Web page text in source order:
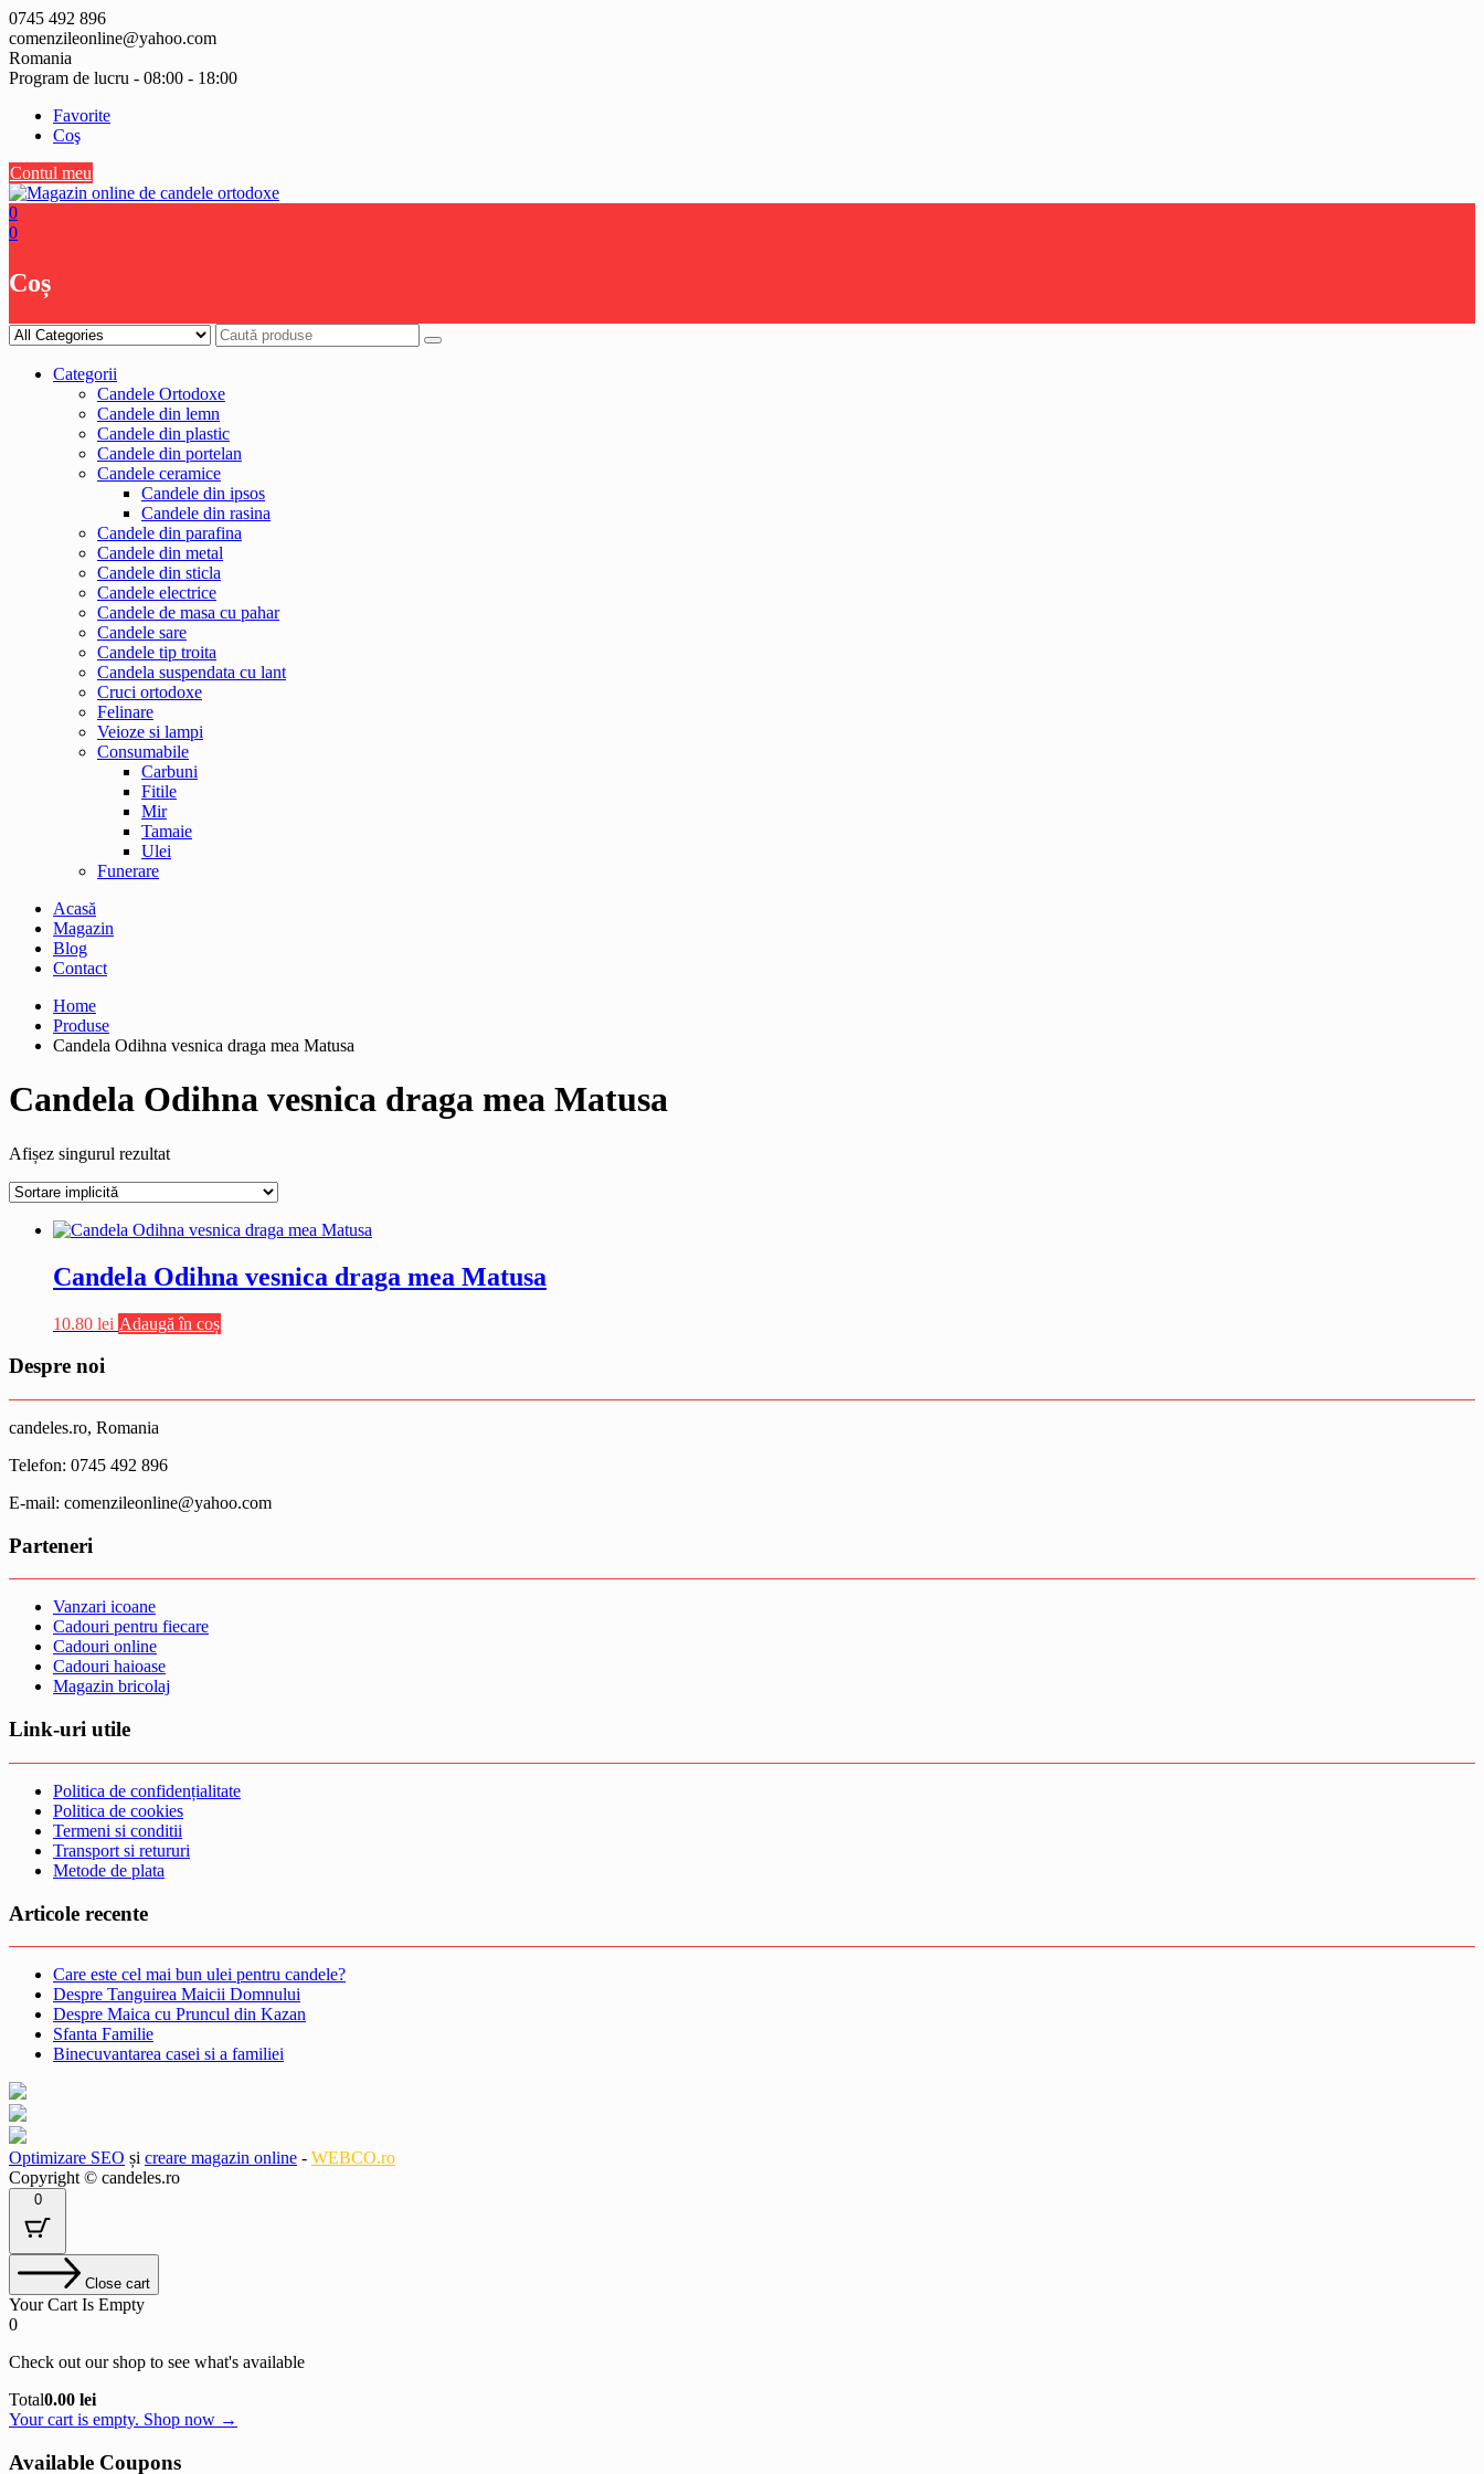
Skip
to
content
0745 492 896
comenzileonline@yahoo.com
Romania
Program de lucru - 08:00 - 18:00
Favorite
Coş
Contul meu
0
0
Coș
Categorii
Candele Ortodoxe
Candele din lemn
Candele din plastic
Candele din portelan
Candele ceramice
Candele din ipsos
Candele din rasina
Candele din parafina
Candele din metal
Candele din sticla
Candele electrice
Candele de masa cu pahar
Candele sare
Candele tip troita
Candela suspendata cu lant
Cruci ortodoxe
Felinare
Veioze si lampi
Consumabile
Carbuni
Fitile
Mir
Tamaie
Ulei
Funerare
Acasă
Magazin
Blog
Contact
Home
Produse
Candela Odihna vesnica draga mea Matusa
Candela Odihna vesnica draga mea Matusa
Afișez singurul rezultat
Candela Odihna vesnica draga mea Matusa
10.80 lei Adaugă în coș
Despre noi
candeles.ro, Romania
Telefon: 0745 492 896
E-mail: comenzileonline@yahoo.com
Parteneri
Vanzari icoane
Cadouri pentru fiecare
Cadouri online
Cadouri haioase
Magazin bricolaj
Link-uri utile
Politica de confidențialitate
Politica de cookies
Termeni si conditii
Transport si retururi
Metode de plata
Articole recente
Care este cel mai bun ulei pentru candele?
Despre Tanguirea Maicii Domnului
Despre Maica cu Pruncul din Kazan
Sfanta Familie
Binecuvantarea casei si a familiei
Optimizare SEO și creare magazin online - WEBCO.ro
Copyright © candeles.ro
0
Close cart
Your Cart Is Empty
0
Check out our shop to see what's available
Cart
Total:
Total0.00 lei
Your cart is empty. Shop now →
Available Coupons